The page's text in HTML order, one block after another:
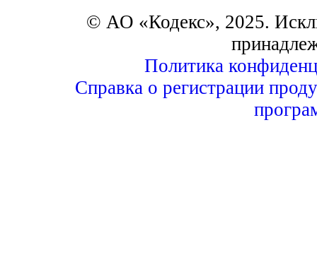
© АО «Кодекс», 2025.
Политика
Справка о регистрации